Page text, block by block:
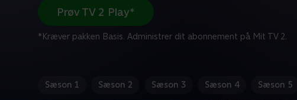
Prøv TV 2 Play*
*Kræver pakken Basis. Administrer dit abonnement på Mit TV 2.
Sæson 1 Sæson 2 Sæson 3 Sæson 4 Sæson 5